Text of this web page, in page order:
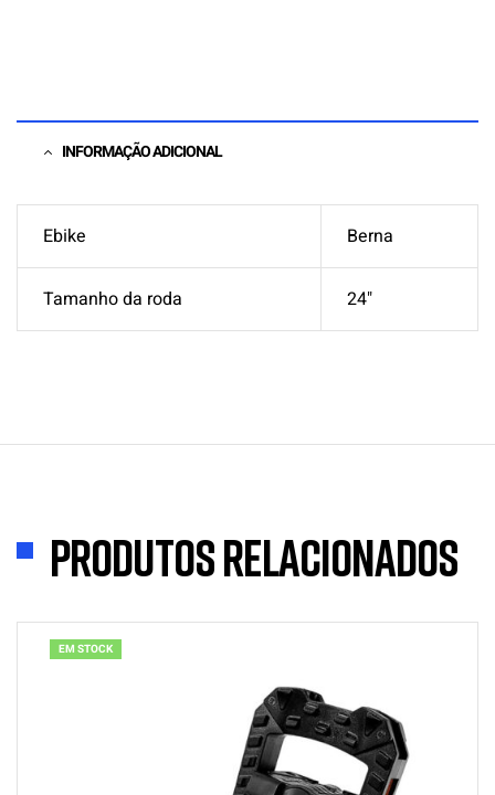
INFORMAÇÃO ADICIONAL
Ebike Berna
Tamanho da roda 24"
Produtos Relacionados
EM STOCK